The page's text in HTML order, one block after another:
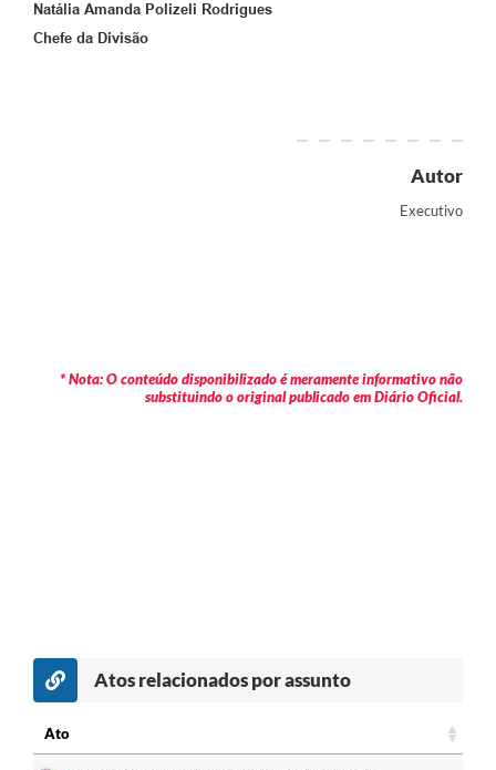
Natália Amanda Polizeli Rodrigues
Chefe da Divisão
Autor
Executivo
* Nota: O conteúdo disponibilizado é meramente informativo não
substituindo o original publicado em Diário Oficial.
Atos relacionados por assunto
Ato